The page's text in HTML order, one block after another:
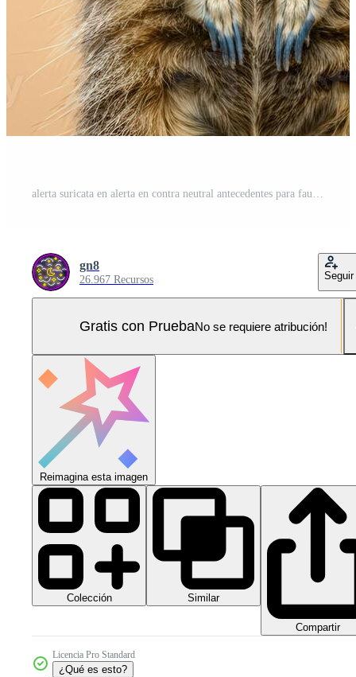
alerta suricata en alerta en contra neutral antecedentes para fauna silvestre observación y educación Foto Pro
gn8
26.967 Recursos Seguir
Gratis con PruebaNo se requiere atribución!
Reimagina esta imagen
Colección Similar
Compartir
Licencia Pro Standard
¿Qué es esto?